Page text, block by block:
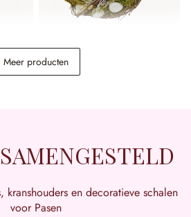
Krans Lune
Meer producten
kranshouders en decoratieve schalen
voor Pasen